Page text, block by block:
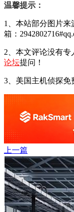
温馨提示：
1、本站部分图片
箱：
2、本文评论没有专
论坛提问！
3、美国主机侦探免
上一篇